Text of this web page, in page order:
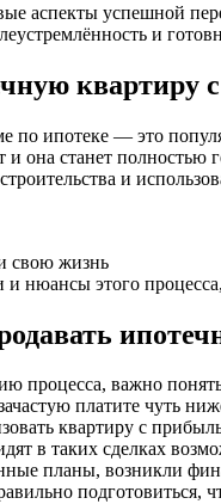
аспекты успешной
и
квартиру
по ипотеке — это
и она станет
и
свою жизнь
и нюансы этого
процесса, важно
платите чуть
квартиру с
в таких сделках
планы, возникли
подготовиться,